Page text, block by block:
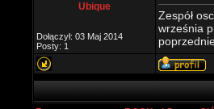
Ubique
Dołączył: 03 Maj 2014
Posty: 1
Zespół
września